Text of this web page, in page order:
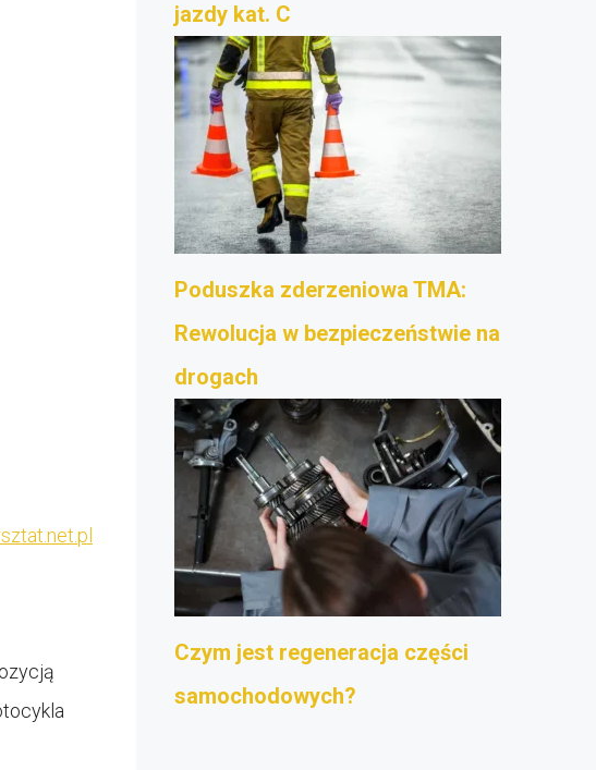
jazdy kat. C
Poduszka zderzeniowa TMA:
Rewolucja w bezpieczeństwie na
drogach
Czym jest regeneracja części
samochodowych?